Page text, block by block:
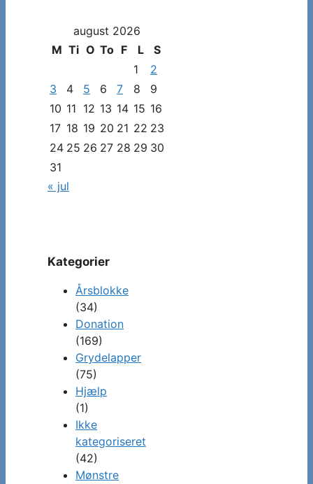
at
specifikke
indlæg
august 2026
M Ti O To F L
S
1
2
3
4 5 6 7 8
9
10 11 12 13 14 15 16
17 18 19 20 21 22 23
24 25 26 27 28 29 30
31
« jul
Kategorier
Årsblokke
(34)
Donation
(169)
Grydelapper
(75)
Hjælp
(1)
Ikke
kategoriseret
(42)
Mønstre